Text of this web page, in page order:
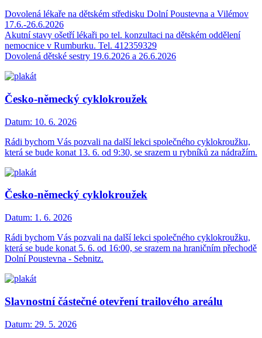
Dovolená lékaře na dětském středisku Dolní Poustevna a Vilémov
17.6.-26.6.2026
Akutní stavy ošetří lékaři po tel. konzultaci na dětském oddělení
nemocnice v Rumburku. Tel. 412359329
Dovolená dětské sestry 19.6.2026 a 26.6.2026
Česko-německý cyklokroužek
Datum: 10. 6. 2026
Rádi bychom Vás pozvali na další lekci společného cyklokroužku,
která se bude konat 13. 6. od 9:30, se srazem u rybníků za nádražím.
Česko-německý cyklokroužek
Datum: 1. 6. 2026
Rádi bychom Vás pozvali na další lekci společného cyklokroužku,
která se bude konat 5. 6. od 16:00, se srazem na hraničním přechodě
Dolní Poustevna - Sebnitz.
Slavnostní částečné otevření trailového areálu
Datum: 29. 5. 2026